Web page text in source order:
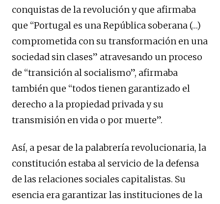
conquistas de la revolución y que afirmaba
que “Portugal es una República soberana (…)
comprometida con su transformación en una
sociedad sin clases” atravesando un proceso
de “transición al socialismo”, afirmaba
también que “todos tienen garantizado el
derecho a la propiedad privada y su
transmisión en vida o por muerte”.
Así, a pesar de la palabrería revolucionaria, la
constitución estaba al servicio de la defensa
de las relaciones sociales capitalistas. Su
esencia era garantizar las instituciones de la